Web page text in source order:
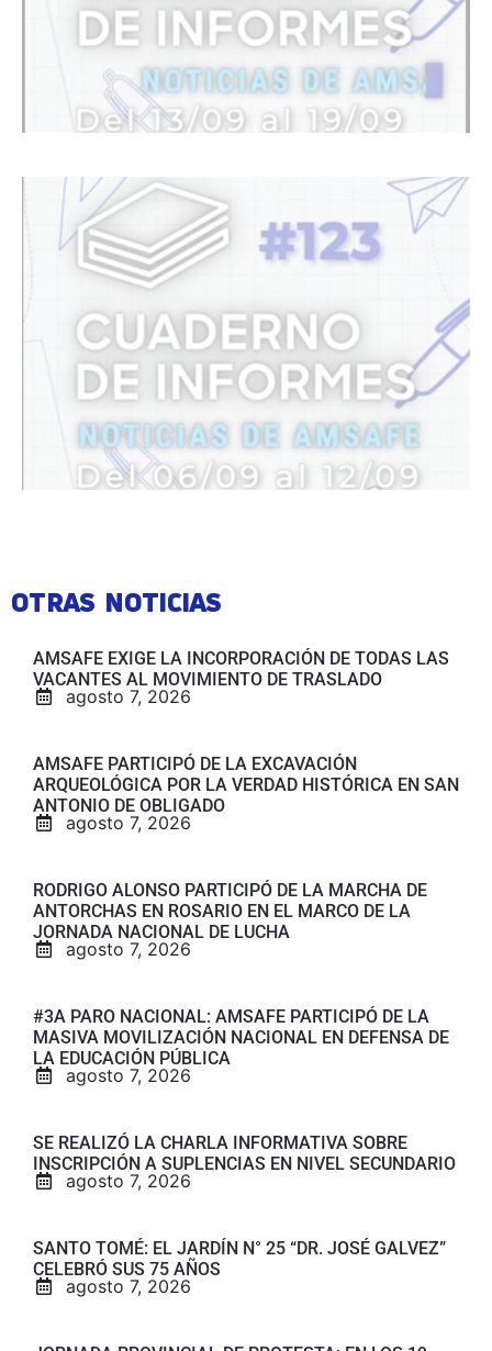
OTRAS NOTICIAS
AMSAFE EXIGE LA INCORPORACIÓN DE TODAS LAS
VACANTES AL MOVIMIENTO DE TRASLADO
agosto 7, 2026
AMSAFE PARTICIPÓ DE LA EXCAVACIÓN
ARQUEOLÓGICA POR LA VERDAD HISTÓRICA EN SAN
ANTONIO DE OBLIGADO
agosto 7, 2026
RODRIGO ALONSO PARTICIPÓ DE LA MARCHA DE
ANTORCHAS EN ROSARIO EN EL MARCO DE LA
JORNADA NACIONAL DE LUCHA
agosto 7, 2026
#3A PARO NACIONAL: AMSAFE PARTICIPÓ DE LA
MASIVA MOVILIZACIÓN NACIONAL EN DEFENSA DE
LA EDUCACIÓN PÚBLICA
agosto 7, 2026
SE REALIZÓ LA CHARLA INFORMATIVA SOBRE
INSCRIPCIÓN A SUPLENCIAS EN NIVEL SECUNDARIO
agosto 7, 2026
SANTO TOMÉ: EL JARDÍN N° 25 “DR. JOSÉ GALVEZ”
CELEBRÓ SUS 75 AÑOS
agosto 7, 2026